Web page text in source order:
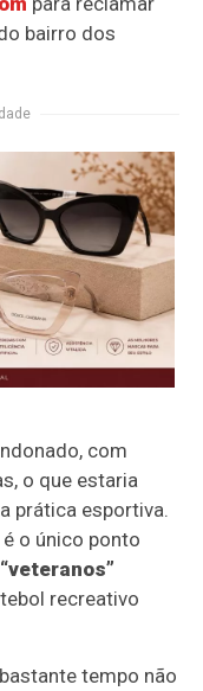
bairro dos
com
o que estaria
prática esportiva.
o único ponto
“veteranos”
recreativo
tempo não